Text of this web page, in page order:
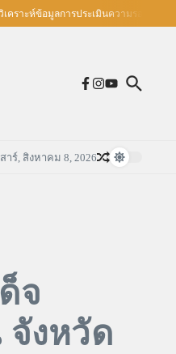
อมูลการประเมินความรอบรู้ด้านสุขภาพ
าร์, สิงหาคม 8, 2026
จ
จังหวัด